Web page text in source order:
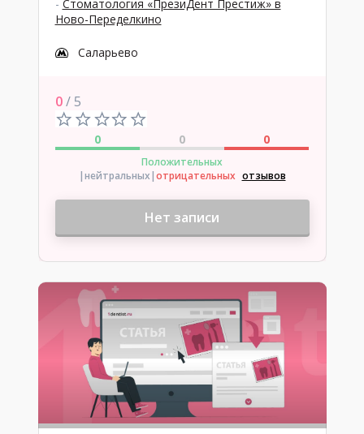
- Стоматология «ПрезиДент Престиж» в
Ново-Переделкино
Саларьево
0/ 5
0 0 0
Положительных
|нейтральных|отрицательных отзывов
Нет записи